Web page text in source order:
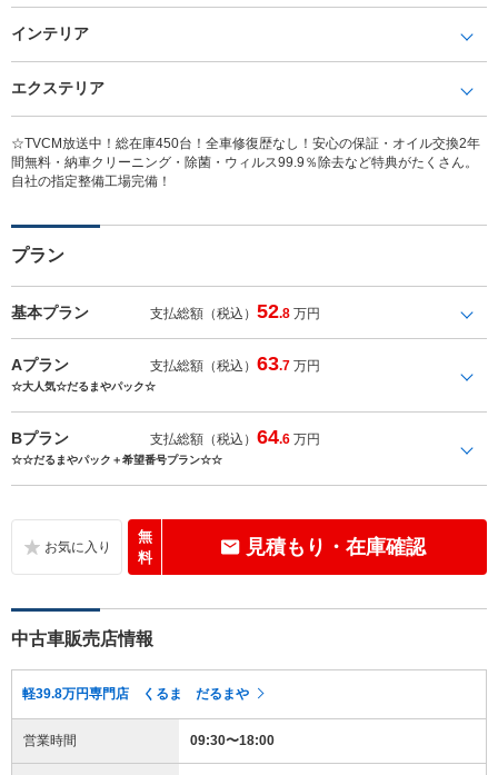
インテリア
エクステリア
☆TVCM放送中！総在庫450台！全車修復歴なし！安心の保証・オイル交換2年
間無料・納車クリーニング・除菌・ウィルス99.9％除去など特典がたくさん。
自社の指定整備工場完備！
プラン
基本プラン 支払総額（税込）52.8 万円
Aプラン 支払総額（税込）63.7 万円
☆大人気☆だるまやパック☆
Bプラン 支払総額（税込）64.6 万円
☆☆だるまやパック＋希望番号プラン☆☆
無
料
見積もり・在庫確認
中古車販売店情報
軽39.8万円専門店 くるま だるまや
営業時間 09:30〜18:00